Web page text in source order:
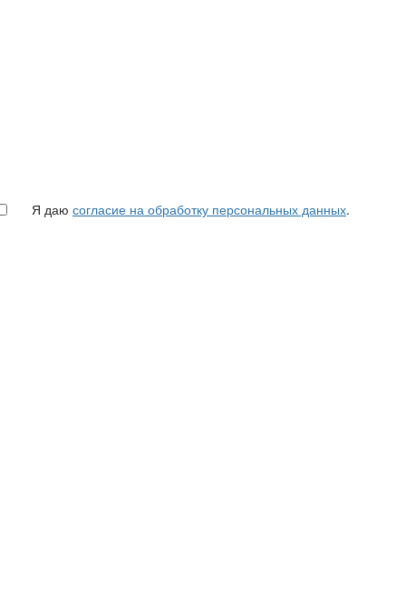
Я даю согласие на обработку персональных данных.